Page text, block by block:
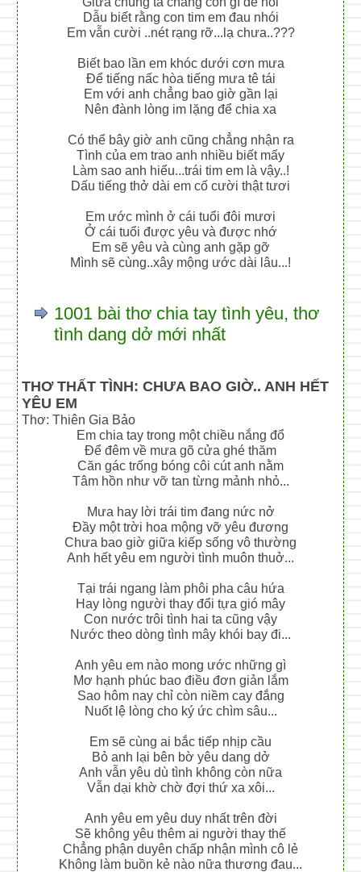
Dẫu biết rằng con tim em đau nhói
Em vẫn cười ..nét rạng rỡ...lạ chưa..???
Biết bao lần em khóc dưới cơn mưa
Để tiếng nấc hòa tiếng mưa tê tái
Em với anh chẳng bao giờ gần lại
Nên đành lòng im lặng để chia xa
Có thể bây giờ anh cũng chẳng nhận ra
Tình của em trao anh nhiều biết mấy
Làm sao anh hiểu...trái tim em là vậy..!
Dấu tiếng thở dài em cố cười thật tươi
Em ước mình ở cái tuổi đôi mươi
Ở cái tuổi được yêu và được nhớ
Em sẽ yêu và cùng anh gặp gỡ
Mình sẽ cùng..xây mộng ước dài lâu...!
1001 bài thơ chia tay tình yêu, thơ
tình dang dở mới nhất
THƠ THẤT TÌNH: CHƯA BAO GIỜ.. ANH HẾT
YÊU EM
Thơ: Thiên Gia Bảo
Em chia tay trong một chiều nắng đổ
Để đêm về mưa gõ cửa ghé thăm
Căn gác trống bóng côi cút anh nằm
Tâm hồn như vỡ tan từng mảnh nhỏ...
Mưa hay lời trái tim đang nức nở
Đầy một trời hoa mộng vỡ yêu đương
Chưa bao giờ giữa kiếp sống vô thường
Anh hết yêu em người tình muôn thuở...
Tại trái ngang làm phôi pha câu hứa
Hay lòng người thay đổi tựa gió mây
Con nước trôi tình hai ta cũng vậy
Nước theo dòng tình mây khói bay đi...
Anh yêu em nào mong ước những gì
Mơ hạnh phúc bao điều đơn giản lắm
Sao hôm nay chỉ còn niềm cay đắng
Nuốt lệ lòng cho ký ức chìm sâu...
Em sẽ cùng ai bắc tiếp nhịp cầu
Bỏ anh lại bên bờ yêu dang dở
Anh vẫn yêu dù tình không còn nữa
Vẫn dại khờ chờ đợi thứ xa xôi...
Anh yêu em yêu duy nhất trên đời
Sẽ không yêu thêm ai người thay thế
Chẳng phận duyên chấp nhận mình cô lẻ
Không làm buồn kẻ nào nữa thương đau...